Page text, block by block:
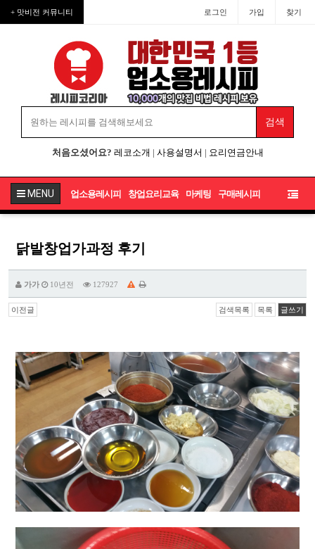
+ 맛비전 커뮤니티 로그인 가입 찾기
처음오셨어요? 레코소개 | 사용설명서 | 요리연금안내
MENU 업소용레시피 창업요리교육 마케팅 구매레시피
닭발창업가과정 후기
가가 10년전 127927
이전글 검색목록 목록 글쓰기